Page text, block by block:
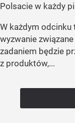
Polsacie w każdy
W każdym
wyzwanie
zadaniem będzie
z produktów,...